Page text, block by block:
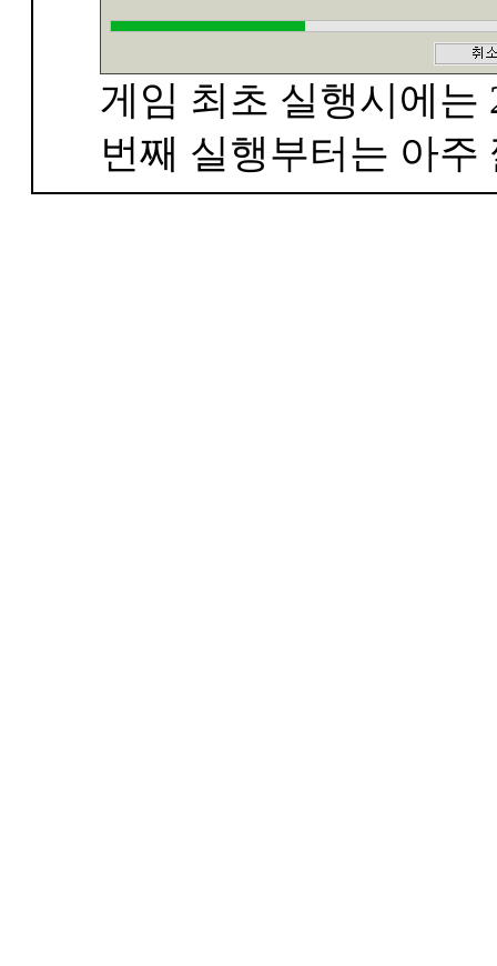
게임 최초 실행시에는
번째 실행부터는 아